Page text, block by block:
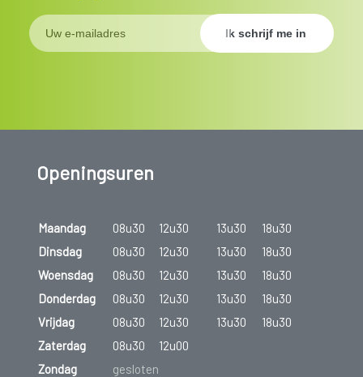
Openingsuren
Maandag 08u30 12u30 13u30
18u30
Dinsdag
08u30 12u30 13u30
18u30
Woensdag
08u30 12u30 13u30
18u30
Donderdag
08u30 12u30 13u30
18u30
Vrijdag
08u30 12u30 13u30
18u30
Zaterdag
08u30
12u00
Zondag
gesloten